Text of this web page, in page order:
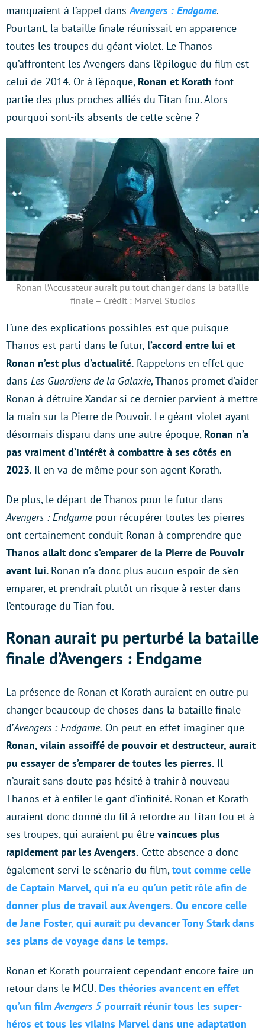
manquaient à l’appel dansAvengers : Endgame.
Pourtant, la bataille finale réunissait en apparence
toutes les troupes du géant violet. Le Thanos
qu’affrontent les Avengers dans l’épilogue du film est
celui de 2014. Or à l’époque, Ronan et Korath font
partie des plus proches alliés du Titan fou. Alors
pourquoi sont-ils absents de cette scène ?
Ronan l’Accusateur aurait pu tout changer dans la bataille
finale – Crédit : Marvel Studios
L’une des explications possibles est que puisque
Thanos est parti dans le futur, l’accord entre lui et
Ronan n’est plus d’actualité. Rappelons en effet que
dans Les Guardiens de la Galaxie, Thanos promet d’aider
Ronan à détruire Xandar si ce dernier parvient à mettre
la main sur la Pierre de Pouvoir. Le géant violet ayant
désormais disparu dans une autre époque, Ronan n’a
pas vraiment d’intérêt à combattre à ses côtés en
2023. Il en va de même pour son agent Korath.
De plus, le départ de Thanos pour le futur dans
Avengers : Endgamepour récupérer toutes les pierres
ont certainement conduit Ronan à comprendre que
Thanos allait donc s’emparer de la Pierre de Pouvoir
avant lui. Ronan n’a donc plus aucun espoir de s’en
emparer, et prendrait plutôt un risque à rester dans
l’entourage du Tian fou.
Ronan aurait pu perturbé la bataille
finale d’Avengers : Endgame
La présence de Ronan et Korath auraient en outre pu
changer beaucoup de choses dans la bataille finale
d’Avengers : Endgame. On peut en effet imaginer que
Ronan, vilain assoiffé de pouvoir et destructeur, aurait
pu essayer de s’emparer de toutes les pierres. Il
n’aurait sans doute pas hésité à trahir à nouveau
Thanos et à enfiler le gant d’infinité. Ronan et Korath
auraient donc donné du fil à retordre au Titan fou et à
ses troupes, qui auraient pu être vaincues plus
rapidement par les Avengers. Cette absence a donc
également servi le scénario du film,tout comme celle
de Captain Marvel, qui n’a eu qu’un petit rôle afin de
donner plus de travail aux Avengers. Ou encore celle
de Jane Foster, qui aurait pu devancer Tony Stark dans
ses plans de voyage dans le temps.
Ronan et Korath pourraient cependant encore faire un
retour dans le MCU. Des théories avancent en effet
qu’un filmAvengers 5 pourrait réunir tous les super-
héros et tous les vilains Marvel dans une adaptation